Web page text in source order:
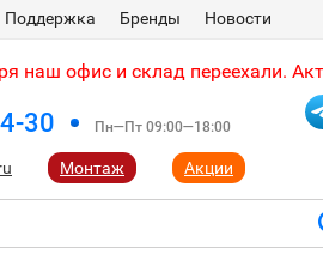
Поддержка Бренды Новости
наш офис и склад переехали.
30 Пн—Пт 09:00—18:00
Монтаж Акции